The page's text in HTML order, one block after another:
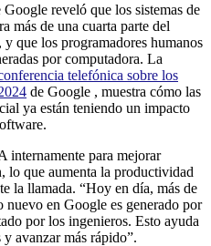
reveló que los sistemas de
más de una cuarta parte del
que los programadores humanos
por computadora. La
telefónica sobre los
de Google , muestra cómo las
ya están teniendo un impacto
internamente para mejorar
lo que aumenta la productividad
la llamada. “Hoy en día, más de
nuevo en Google es generado por
por los ingenieros. Esto ayuda
avanzar más rápido”.